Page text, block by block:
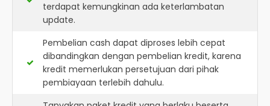
terdapat kemungkinan ada keterlambatan
update.
Pembelian cash dapat diproses lebih cepat
dibandingkan dengan pembelian kredit, karena
kredit memerlukan persetujuan dari pihak
pembiayaan terlebih dahulu.